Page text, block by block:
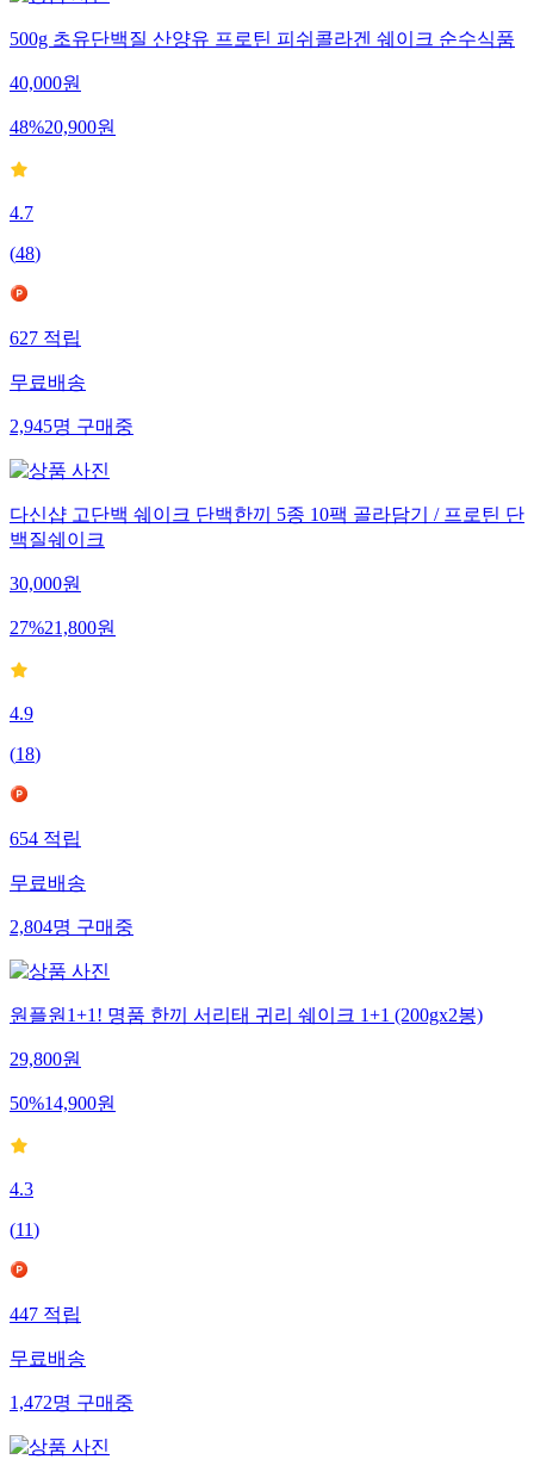
500g 초유단백질 산양유 프로틴 피쉬콜라겐 쉐이크 순수식품
40,000원
48%20,900원
4.7
(48)
627적립
무료배송
2,945명구매중
다신샵 고단백 쉐이크 단백한끼 5종 10팩 골라담기 / 프로틴 단
백질쉐이크
30,000원
27%21,800원
4.9
(18)
654적립
무료배송
2,804명구매중
원플원1+1! 명품 한끼 서리태 귀리 쉐이크 1+1 (200gx2봉)
29,800원
50%14,900원
4.3
(11)
447적립
무료배송
1,472명구매중